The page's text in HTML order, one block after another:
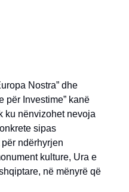
Nostra” dhe
për Investime” kanë
ku nënvizohet nevoja
sipas
ndërhyrjen
kulture, Ura e
në mënyrë që